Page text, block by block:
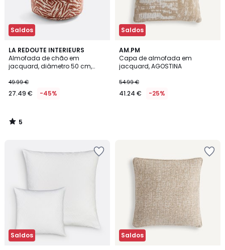
Saldos
LA REDOUTE INTERIEURS
Almofada de chão em
jacquard, diâmetro 50 cm,
€
em
de
49.99
desconto
49.99 €
27.49 € -45%
5
/
5
5
/
Saldos
AM.PM
Capa de almofada em
jacquard, AGOSTINA
54.99 €
41.24 € -25%
Saldos Saldos